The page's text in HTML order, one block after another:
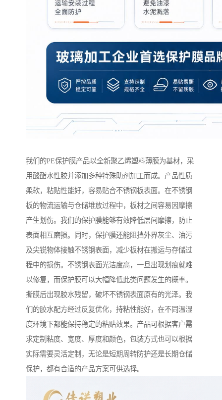
我们的PE保护膜产品以全新聚乙烯塑料薄膜为基材，采
用酸酯水性胶并添加多种特殊助剂加工而成。产品性质
柔软，粘贴性能好，容易贴合不锈钢板表面。在不锈钢
板的物流运输与仓储堆放过程中，板材之间容易因摩擦
产生划伤。我们的保护膜能够有效降低层间摩擦，防止
表面相互磨损。同时，保护膜还能阻挡外界灰尘、油污
及尖锐物体接触不锈钢表面，减少板材在搬运与存储过
程中的损伤。不锈钢表面光洁度高，一旦出现划痕就难
以修复，而保护膜可以大幅降低此类问题发生的概率。
撕膜后出现胶水残留，破坏不锈钢表面原有的光泽。我
们的胶水配方经过反复优化，持粘性能好，在不同温湿
度环境下都能保持稳定的粘贴效果。产品可根据客户需
求定制粘度、宽度、厚度和颜色，包装方式也可以根据
实际需要灵活定制，无论是短期周转防护还是长期仓储
保护，都有合适的产品方案可供选择。